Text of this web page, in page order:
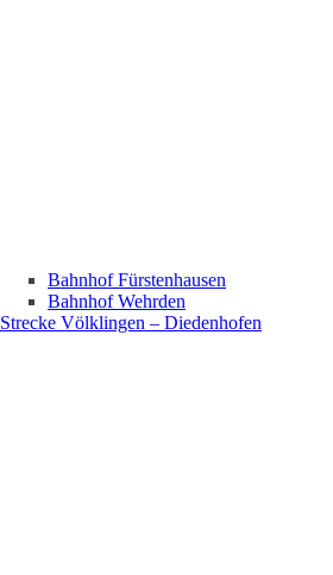
Bahnhof Fürstenhausen
Bahnhof Wehrden
Strecke Völklingen – Diedenhofen